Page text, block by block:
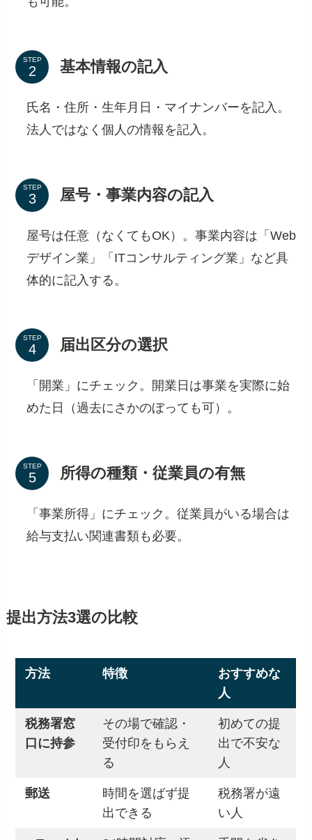
STEP 基本情報の記入
氏名・住所・生年月日・マイナンバーを記入。
法人ではなく個人の情報を記入。
STEP 屋号・事業内容の記入
屋号は任意（なくてもOK）。事業内容は「Web
デザイン業」「ITコンサルティング業」など具
体的に記入する。
STEP 届出区分の選択
「開業」にチェック。開業日は事業を実際に始
めた日（過去にさかのぼっても可）。
STEP 所得の種類・従業員の有無
「事業所得」にチェック。従業員がいる場合は
給与支払い関連書類も必要。
提出方法3選の比較
方法 特徴
おすすめな
人
税務署窓
口に持参
その場で確認・
受付印をもらえ
る
初めての提
出で不安な
人
郵送
時間を選ばず提
出できる
税務署が遠
い人